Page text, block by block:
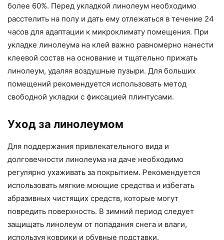
более 60%. Перед укладкой линолеум необходимо
расстелить на полу и дать ему отлежаться в течение 24
часов для адаптации к микроклимату помещения. При
укладке линолеума на клей важно равномерно нанести
клеевой состав на основание и тщательно прижать
линолеум, удаляя воздушные пузыри. Для больших
помещений рекомендуется использовать метод
свободной укладки с фиксацией плинтусами.
Уход за линолеумом
Для поддержания привлекательного вида и
долговечности линолеума на даче необходимо
регулярно ухаживать за покрытием. Рекомендуется
использовать мягкие моющие средства и избегать
абразивных чистящих средств, которые могут
повредить поверхность. В зимний период следует
защищать линолеум от попадания снега и влаги,
используя коврики и обувные подставки.